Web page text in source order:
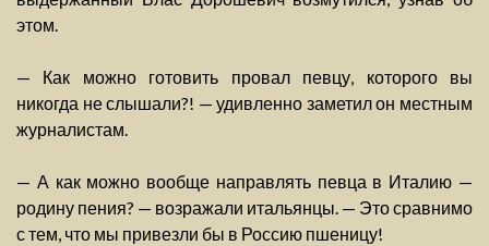
этом.
— Как можно готовить провал певцу, которого вы
никогда не слышали?! — удивленно заметил он местным
журналистам.
— А как можно вообще направлять певца в Италию —
родину пения? — возражали итальянцы. — Это сравнимо
с тем, что мы привезли бы в Россию пшеницу!